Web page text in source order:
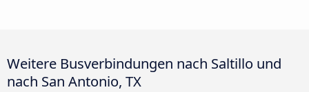
Weitere Busverbindungen nach Saltillo und
nach San Antonio, TX